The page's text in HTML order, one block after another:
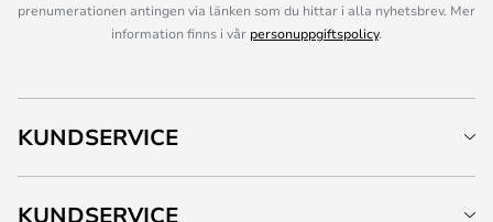
prenumerationen antingen via länken som du hittar i alla nyhetsbrev. Mer
information finns i vår personuppgiftspolicy.
KUNDSERVICE
KUNDSERVICE